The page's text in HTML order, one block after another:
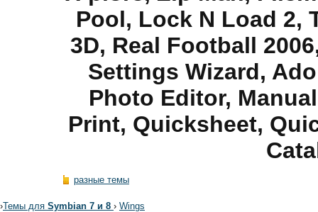
Pool, Lock N Load 2,
3D, Real Football
Settings Wizard,
Photo Editor,
Print, Quicksheet,
разные темы
›Темы для Symbian 7 и 8 › Wings